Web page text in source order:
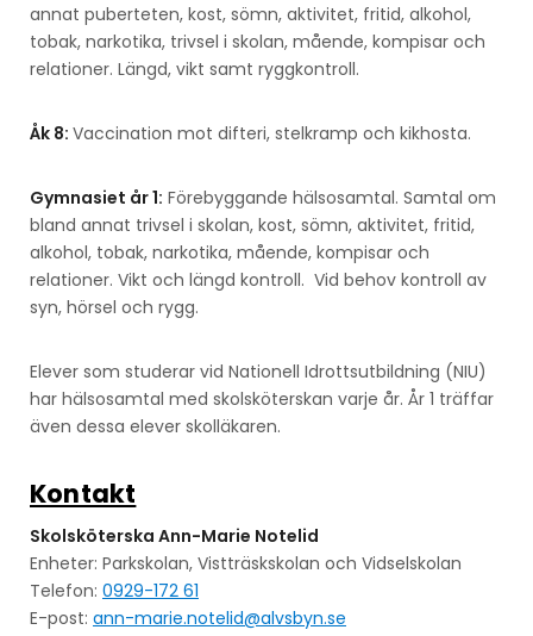
annat puberteten, kost, sömn, aktivitet, fritid, alkohol,
tobak, narkotika, trivsel i skolan, mående, kompisar och
relationer. Längd, vikt samt ryggkontroll.
Åk 8: Vaccination mot difteri, stelkramp och kikhosta.
Gymnasiet år 1: Förebyggande hälsosamtal. Samtal om
bland annat trivsel i skolan, kost, sömn, aktivitet, fritid,
alkohol, tobak, narkotika, mående, kompisar och
relationer. Vikt och längd kontroll. Vid behov kontroll av
syn, hörsel och rygg.
Elever som studerar vid Nationell Idrottsutbildning (NIU)
har hälsosamtal med skolsköterskan varje år. År 1 träffar
även dessa elever skolläkaren.
Kontakt
Skolsköterska Ann-Marie Notelid
Enheter: Parkskolan, Vistträskskolan och Vidselskolan
Telefon: 0929-172 61
E-post: ann-marie.notelid@alvsbyn.se